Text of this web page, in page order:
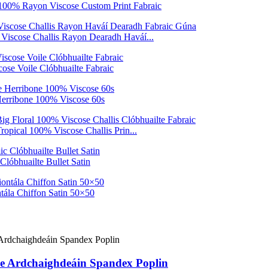
Rayon Viscose Custom Print Fabraic
Challis Rayon Dearadh Haváí...
Voile Clóbhuailte Fabraic
100% Viscose 60s
100% Viscose Challis Prin...
Bullet Satin
Chiffon Satin 50×50
Ardchaighdeáin Spandex Poplin